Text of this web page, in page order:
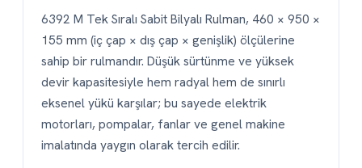
6392 M Tek Sıralı Sabit Bilyalı Rulman, 460 × 950 ×
155 mm (iç çap × dış çap × genişlik) ölçülerine
sahip bir rulmandır. Düşük sürtünme ve yüksek
devir kapasitesiyle hem radyal hem de sınırlı
eksenel yükü karşılar; bu sayede elektrik
motorları, pompalar, fanlar ve genel makine
imalatında yaygın olarak tercih edilir.